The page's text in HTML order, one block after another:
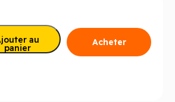
au
panier
Acheter